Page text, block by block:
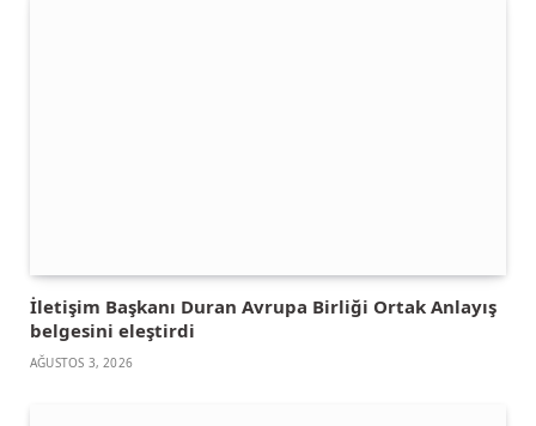
İletişim Başkanı Duran Avrupa Birliği Ortak Anlayış
belgesini eleştirdi
AĞUSTOS 3, 2026